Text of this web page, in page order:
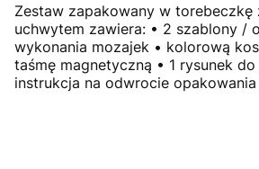
Zestaw zapakowany w torebeczkę
uchwytem zawiera: • 2 szablony /
wykonania mozajek • kolorową
taśmę magnetyczną • 1 rysunek
instrukcja na odwrocie opakowania